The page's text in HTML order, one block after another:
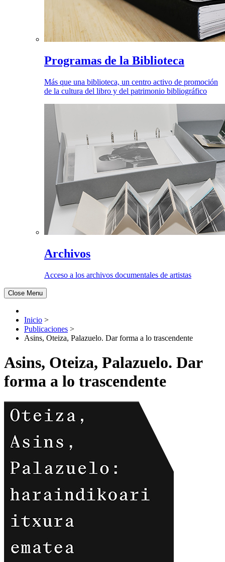
Programas de la Biblioteca
Más que una biblioteca, un centro activo de promoción
de la cultura del libro y del patrimonio bibliográfico
Archivos
Acceso a los archivos documentales de artistas
Close Menu
Inicio >
Publicaciones >
Asins, Oteiza, Palazuelo. Dar forma a lo trascendente
Asins, Oteiza, Palazuelo. Dar
forma a lo trascendente